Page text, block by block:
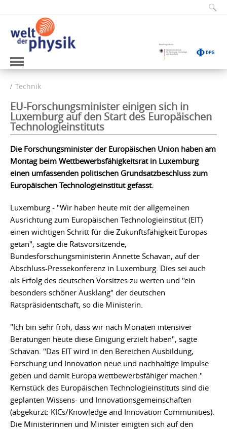
Technik
EU-Forschungsminister einigen sich in
Luxemburg auf den Start des Europäischen
Technologieinstituts
Die Forschungsminister der Europäischen Union haben am
Montag beim Wettbewerbsfähigkeitsrat in Luxemburg
einen umfassenden politischen Grundsatzbeschluss zum
Europäischen Technologieinstitut gefasst.
Luxemburg - "Wir haben heute mit der allgemeinen
Ausrichtung zum Europäischen Technologieinstitut (EIT)
einen wichtigen Schritt für die Zukunftsfähigkeit Europas
getan", sagte die Ratsvorsitzende,
Bundesforschungsministerin Annette Schavan, auf der
Abschluss-Pressekonferenz in Luxemburg. Dies sei auch
als Erfolg des deutschen Vorsitzes zu werten und "ein
besonders schöner Ausklang" der deutschen
Ratspräsidentschaft, so die Ministerin.
"Ich bin sehr froh, dass wir nach Monaten intensiver
Beratungen heute diese Einigung erzielt haben", sagte
Schavan. "Das EIT wird in den Bereichen Ausbildung,
Forschung und Innovation neue und nachhaltige Impulse
geben und damit Europa wettbewerbsfähiger machen."
Kernstück des Europäischen Technologieinstituts sind die
geplanten Wissens- und Innovationsgemeinschaften
(abgekürzt: KICs/Knowledge and Innovation Communities).
Die Ministerinnen und Minister einigten sich auf den